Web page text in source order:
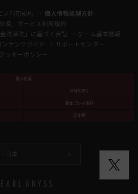
ス利用規約
個人情報処理方針
砂漠」サービス利用規約
決済法」に基づく表記
ゲーム基本情報
ンテンツガイド
サポートセンター
クッキーポリシー
黒い砂漠
MMORPG
基本プレイ無料
全年齢
日本